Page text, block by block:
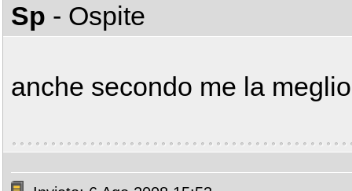
Sp - Ospite
anche secondo me la